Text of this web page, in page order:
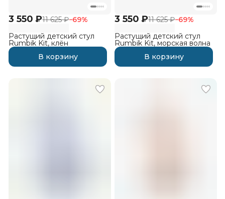
3 550 ₽11 625 ₽−69%
Растущий детский стул
Rumbik Kit, клён
В корзину
3 550 ₽11 625 ₽−69%
Растущий детский стул
Rumbik Kit, морская волна
В корзину